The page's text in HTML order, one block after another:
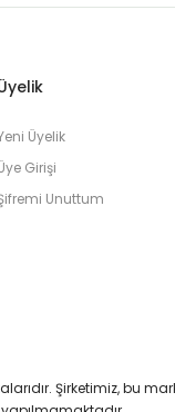
Üyelik
Girişi
Unuttum
Şirketimiz, bu